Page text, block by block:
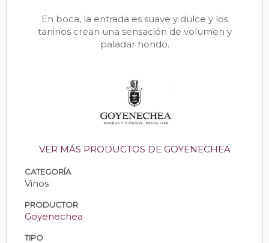
En boca, la entrada es suave y dulce y los
taninos crean una sensación de volumen y
paladar hondo.
VER MÁS PRODUCTOS DE GOYENECHEA
CATEGORÍA
Vinos
PRODUCTOR
Goyenechea
TIPO